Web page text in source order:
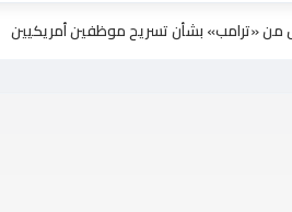
من «ترامب» بشأن تسريح موظفين أمريكيين